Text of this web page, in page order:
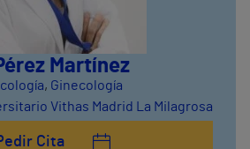
Martínez
, Ginecología
Vithas Madrid La Milagrosa
Cita